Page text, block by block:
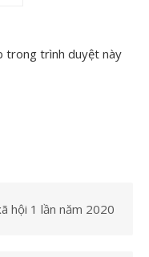
trong trình duyệt này
hội 1 lần năm 2020